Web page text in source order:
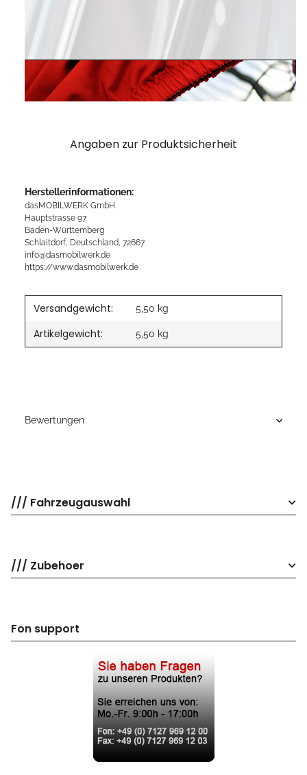
Angaben zur Produktsicherheit
Herstellerinformationen:
dasMOBILWERK GmbH
Hauptstrasse 97
Baden-Württemberg
Schlaitdorf, Deutschland, 72667
info@dasmobilwerk.de
https://www.dasmobilwerk.de
Versandgewicht: 5,50 kg
Artikelgewicht: 5,50 kg
Bewertungen
/// Fahrzeugauswahl
/// Zubehoer
Fon support